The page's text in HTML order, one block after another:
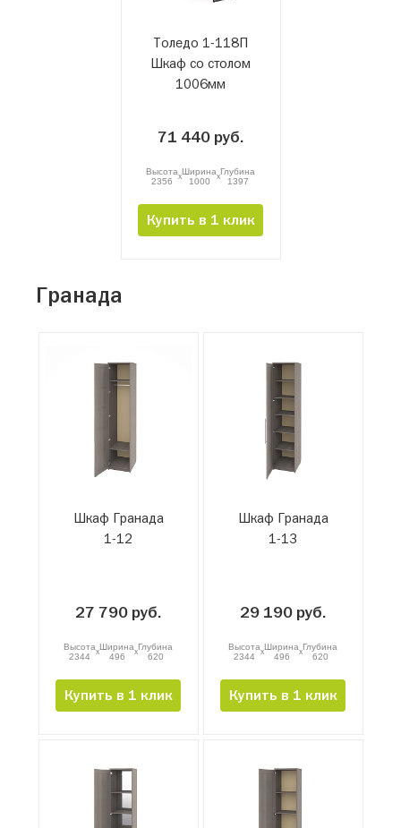
Толедо 1-118П
Шкаф со столом
1006мм
71 440 руб.
Высота
2356
xШирина
1000
xГлубина
1397
Купить в 1 клик
Гранада
Шкаф Гранада
1-12
27 790 руб.
Высота
2344
xШирина
496
xГлубина
620
Купить в 1 клик
Шкаф Гранада
1-13
29 190 руб.
Высота
2344
xШирина
496
xГлубина
620
Купить в 1 клик